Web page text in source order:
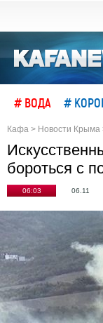
# ВОДА #
Кафа > Новости Крыма
бороться с
06:03 06.11